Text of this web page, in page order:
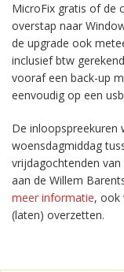
MicroFix gratis of de
overstap naar
de upgrade ook
inclusief btw
vooraf een back-up
eenvoudig op een
De
woensdagmiddag
vrijdagochtenden
aan de Willem
meer informatie, ook
(laten) overzetten.